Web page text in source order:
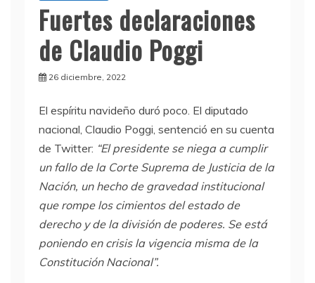
Fuertes declaraciones
de Claudio Poggi
26 diciembre, 2022
El espíritu navideño duró poco. El diputado
nacional, Claudio Poggi, sentenció en su cuenta
de Twitter: “El presidente se niega a cumplir
un fallo de la Corte Suprema de Justicia de la
Nación, un hecho de gravedad institucional
que rompe los cimientos del estado de
derecho y de la división de poderes. Se está
poniendo en crisis la vigencia misma de la
Constitución Nacional”.